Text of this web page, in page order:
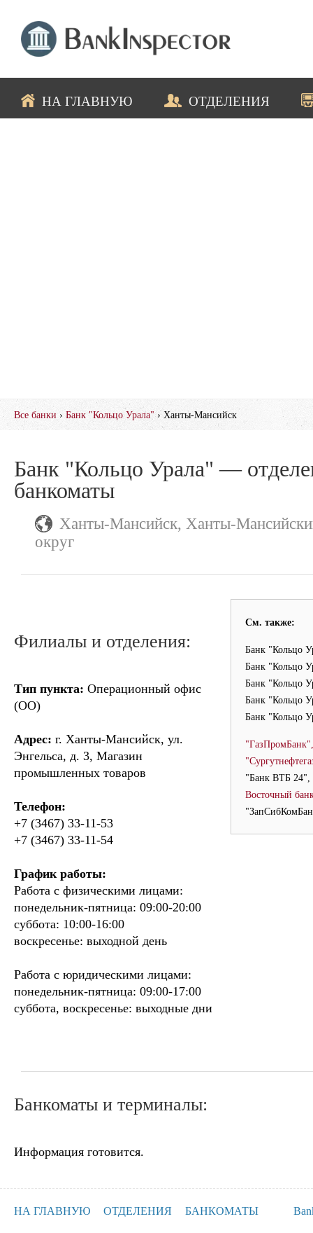
НА ГЛАВНУЮ ОТДЕЛЕНИЯ
Все банки › Банк "Кольцо Урала"› Ханты-Мансийск
Банк "Кольцо Урала" —
банкоматы
Ханты-Мансийск, Ханты-
округ
См. также:
Банк "Кольцо
Банк "Кольцо
Банк "Кольцо
Банк "Кольцо
Банк "Кольцо
"Банк ВТБ 24",
Восточный
Филиалы и отделения:
Тип пункта: Операционный офис
(ОО)
Адрес: г. Ханты-Мансийск, ул.
Энгельса, д. 3, Магазин
промышленных товаров
Телефон:
+7 (3467) 33-11-53
+7 (3467) 33-11-54
График работы:
Работа с физическими лицами:
понедельник-пятница: 09:00-20:00
суббота: 10:00-16:00
воскресенье: выходной день
Работа с юридическими лицами:
понедельник-пятница: 09:00-17:00
суббота, воскресенье: выходные дни
Банкоматы и терминалы:
Информация готовится.
НА ГЛАВНУЮ ОТДЕЛЕНИЯ БАНКОМАТЫ